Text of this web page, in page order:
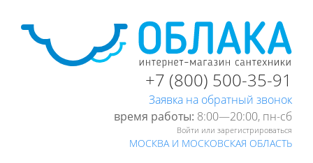
+7 (800) 500-35-91
Заявка на обратный звонок
время работы: 8:00—20:00, пн-cб
Войти или зарегистрироваться
МОСКВА И МОСКОВСКАЯ ОБЛАСТЬ